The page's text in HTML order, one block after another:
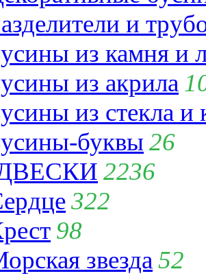
и
из камня и
из акрила
из стекла и
буквы 26
2236
322
98
звезда 52